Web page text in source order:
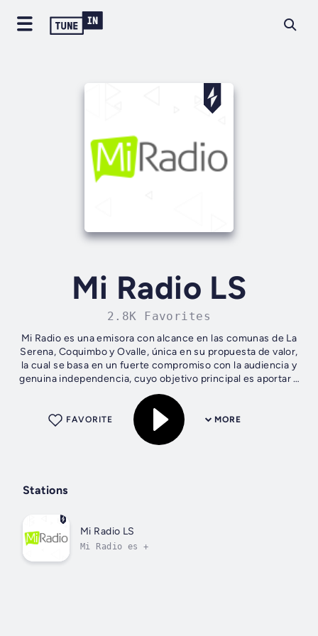
Mi Radio LS
2.8K Favorites
Mi Radio es una emisora con alcance en las comunas de La
Serena, Coquimbo y Ovalle, única en su propuesta de valor,
la cual se basa en un fuerte compromiso con la audiencia y
genuina independencia, cuyo objetivo principal es aportar a
la consolidación...
MORE
FAVORITE
Stations
Mi Radio LS
Mi Radio es +